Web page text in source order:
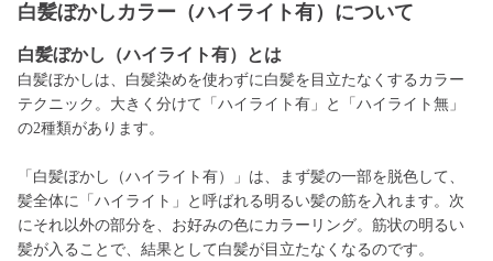
白髪ぼかしカラー（ハイライト有）について
白髪ぼかし（ハイライト有）とは
白髪ぼかしは、白髪染めを使わずに白髪を目立たなくするカラー
テクニック。大きく分けて「ハイライト有」と「ハイライト無」
の2種類があります。
「白髪ぼかし（ハイライト有）」は、まず髪の一部を脱色して、
髪全体に「ハイライト」と呼ばれる明るい髪の筋を入れます。次
にそれ以外の部分を、お好みの色にカラーリング。筋状の明るい
髪が入ることで、結果として白髪が目立たなくなるのです。